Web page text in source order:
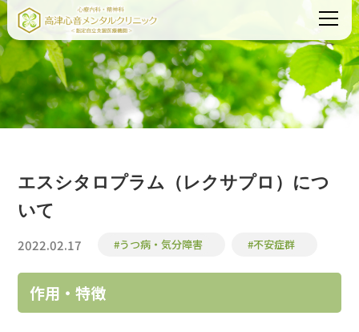
エスシタロプラム（レクサプロ）につ
いて
2022.02.17 #うつ病・気分障害 #不安症群
作用・特徴